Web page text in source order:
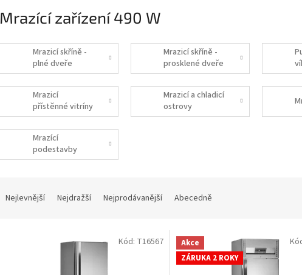
Mrazící zařízení 490 W
Mrazicí skříně -
plné dveře
Mrazicí skříně -
prosklené dveře
Mrazicí
přístěnné vitríny
Mrazicí a chladicí
ostrovy
Mrazící
podestavby
Nejlevnější Nejdražší Nejprodávanější Abecedně
Kód: T16567
Akce
ZÁRUKA 2 ROKY